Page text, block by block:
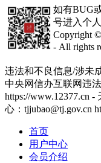
如有BUG
号进入个
Copyright
- All rights
违法和不良信息/涉未
中央网信办互联网违
https://www.12377.cn
心：tjjubao@tj.gov.cn
首页
用户中心
会员介绍